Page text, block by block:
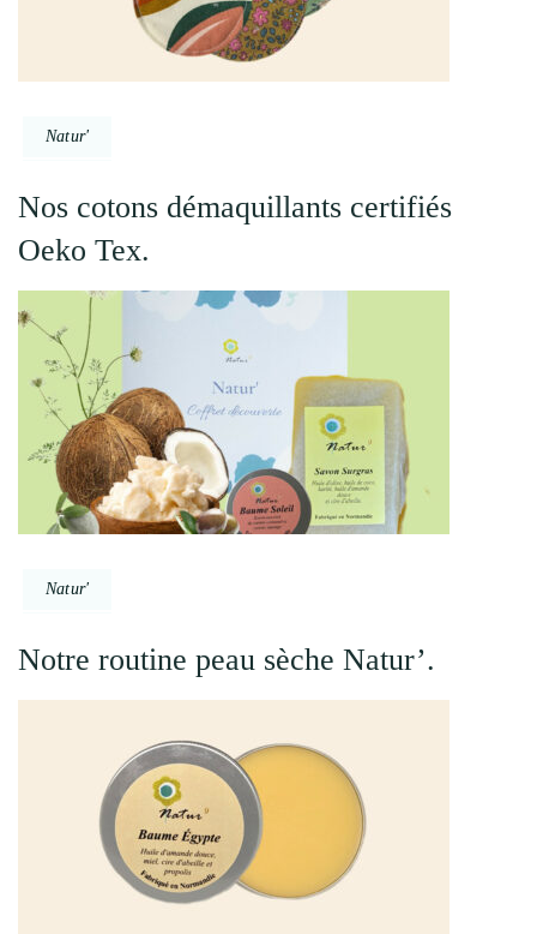
Natur'
Nos cotons démaquillants certifiés
Oeko Tex.
Natur'
Notre routine peau sèche Natur’.